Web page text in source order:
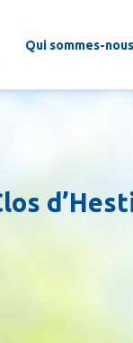
Qui sommes-